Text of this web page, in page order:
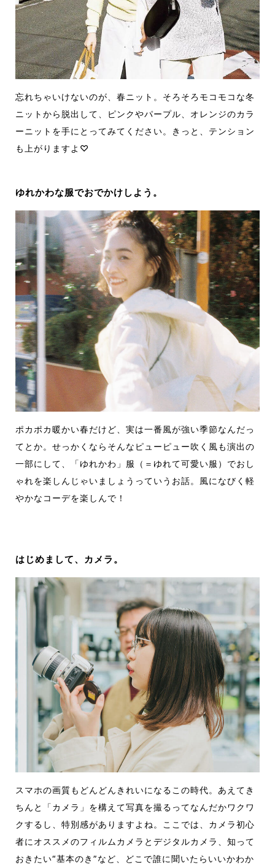
忘れちゃいけないのが、春ニット。そろそろモコモコな冬
ニットから脱出して、ピンクやパープル、オレンジのカラ
ーニットを手にとってみてください。きっと、テンション
も上がりますよ♡
ゆれかわな服でおでかけしよう。
ポカポカ暖かい春だけど、実は一番風が強い季節なんだっ
てとか。せっかくならそんなピューピュー吹く風も演出の
一部にして、「ゆれかわ」服（＝ゆれて可愛い服）でおし
ゃれを楽しんじゃいましょうっていうお話。風になびく軽
やかなコーデを楽しんで！
はじめまして、カメラ。
スマホの画質もどんどんきれいになるこの時代。あえてき
ちんと「カメラ」を構えて写真を撮るってなんだかワクワ
クするし、特別感がありますよね。ここでは、カメラ初心
者にオススメのフィルムカメラとデジタルカメラ、知って
おきたい“基本のき”など、どこで誰に聞いたらいいかわか